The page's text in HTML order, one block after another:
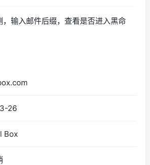
，输入邮件后缀，查看是否进入黑命
26
Box